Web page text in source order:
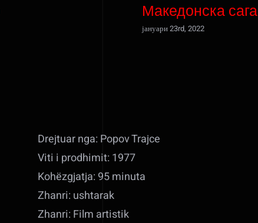
Македонска сага
јануари 23rd, 2022
Drejtuar nga: Popov Trajce
Viti i prodhimit: 1977
Kohëzgjatja: 95 minuta
Zhanri: ushtarak
Zhanri: Film artistik